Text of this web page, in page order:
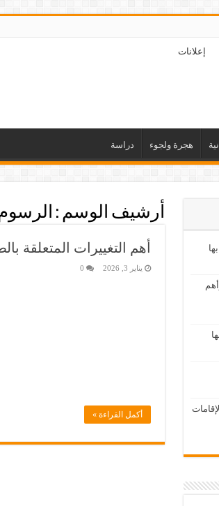
إعلانات
هجرة ولجوء دراسة
أرشيف الوسم :
أهم التغييرات المتعلقة
يناير 3, 2026 0
أكمل القراءة »